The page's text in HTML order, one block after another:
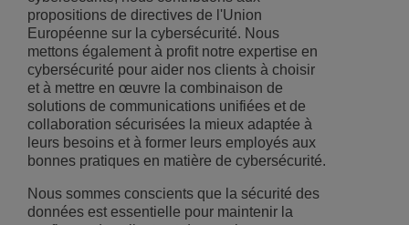
propositions de directives de l'Union
Européenne sur la cybersécurité. Nous
mettons également à profit notre expertise en
cybersécurité pour aider nos clients à choisir
et à mettre en œuvre la combinaison de
solutions de communications unifiées et de
collaboration sécurisées la mieux adaptée à
leurs besoins et à former leurs employés aux
bonnes pratiques en matière de cybersécurité.
Nous sommes conscients que la sécurité des
données est essentielle pour maintenir la